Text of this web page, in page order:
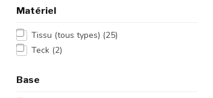
Matériel
Tissu (tous types) (25)
Teck (2)
Base